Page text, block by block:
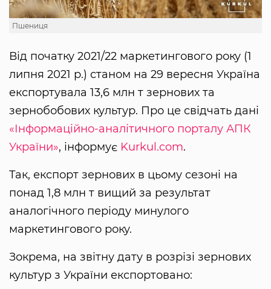
Пшениця
Від початку 2021/22 маркетингового року (1
липня 2021 р.) станом на 29 вересня Україна
експортувала 13,6 млн т зернових та
зернобобових культур. Про це свідчать дані
«Інформаційно-аналітичного порталу АПК
України», інформує Kurkul.com.
Так, експорт зернових в цьому сезоні на
понад 1,8 млн т вищий за результат
аналогічного періоду минулого
маркетингового року.
Зокрема, на звітну дату в розрізі зернових
культур з України експортовано: